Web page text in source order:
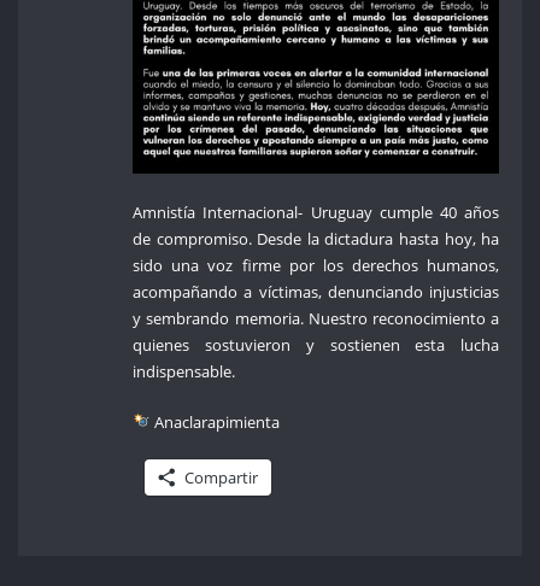
Amnistía Internacional- Uruguay cumple 40 años
de compromiso. Desde la dictadura hasta hoy, ha
sido una voz firme por los derechos humanos,
acompañando a víctimas, denunciando injusticias
y sembrando memoria. Nuestro reconocimiento a
quienes sostuvieron y sostienen esta lucha
indispensable.
Anaclarapimienta
Compartir